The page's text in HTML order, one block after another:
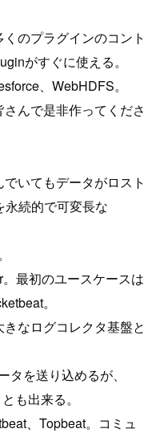
のプラグインのコント
がすぐに使える。
、WebHDFS。
で是非作ってくださ
てもデータがロスト
永続的で可変長な
最初のユースケースは
。
なログコレクタ基盤と
を送り込めるが、
も出来る。
、Topbeat。コミュ